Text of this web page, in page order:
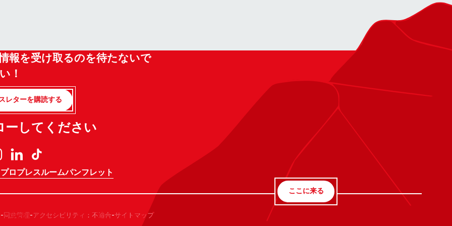
報を受け取るのを待たないで
！
レターを購読する
ーしてください
ロプレスルームパンフレット
ここに来る
-同意管理-アクセシビリティ：不適合-サイトマップ